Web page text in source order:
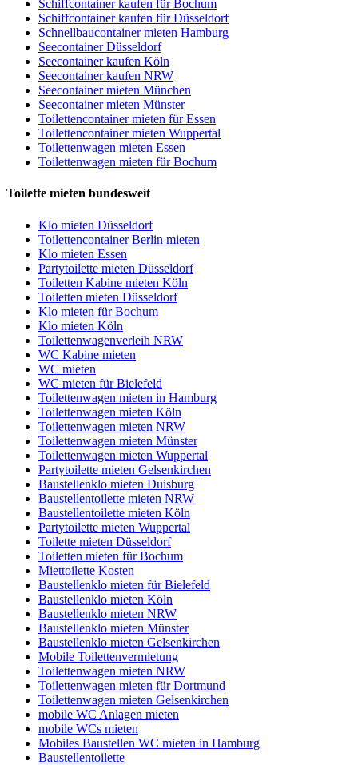
Schiffcontainer kaufen für Bochum
Schiffcontainer kaufen für Düsseldorf
Schnellbaucontainer mieten Hamburg
Seecontainer Düsseldorf
Seecontainer kaufen Köln
Seecontainer kaufen NRW
Seecontainer mieten München
Seecontainer mieten Münster
Toilettencontainer mieten für Essen
Toilettencontainer mieten Wuppertal
Toilettenwagen mieten Essen
Toilettenwagen mieten für Bochum
Toilette mieten bundesweit
Klo mieten Düsseldorf
Toilettencontainer Berlin mieten
Klo mieten Essen
Partytoilette mieten Düsseldorf
Toiletten Kabine mieten Köln
Toiletten mieten Düsseldorf
Klo mieten für Bochum
Klo mieten Köln
Toilettenwagenverleih NRW
WC Kabine mieten
WC mieten
WC mieten für Bielefeld
Toilettenwagen mieten in Hamburg
Toilettenwagen mieten Köln
Toilettenwagen mieten NRW
Toilettenwagen mieten Münster
Toilettenwagen mieten Wuppertal
Partytoilette mieten Gelsenkirchen
Baustellenklo mieten Duisburg
Baustellentoilette mieten NRW
Baustellentoilette mieten Köln
Partytoilette mieten Wuppertal
Toilette mieten Düsseldorf
Toiletten mieten für Bochum
Miettoilette Kosten
Baustellenklo mieten für Bielefeld
Baustellenklo mieten Köln
Baustellenklo mieten NRW
Baustellenklo mieten Münster
Baustellenklo mieten Gelsenkirchen
Mobile Toilettenvermietung
Toilettenwagen mieten NRW
Toilettenwagen mieten für Dortmund
Toilettenwagen mieten Gelsenkirchen
mobile WC Anlagen mieten
mobile WCs mieten
Mobiles Baustellen WC mieten in Hamburg
Baustellentoilette